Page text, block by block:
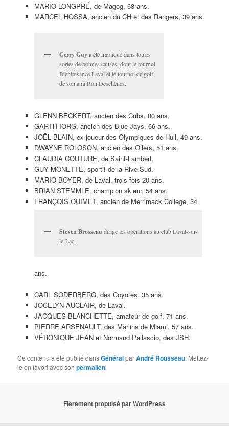
MARIO LONGPRÉ, de Magog, 68 ans.
MARCEL HOSSA, ancien du CH et des Rangers, 39 ans.
Gerry Guya été impliqué dans toutes
sortes de bonnes causes, dont le tournoi
Bienfaisance Laval et le tournoi de golf
de son ami Ron Deschênes.
GLENN BECKERT, ancien des Cubs, 80 ans.
GARTH IORG, ancien des Blue Jays, 66 ans.
JOËL BLAIN, ex-joueur des Olympiques de Hull, 49 ans.
DWAYNE ROLOSON, ancien des Oilers, 51 ans.
CLAUDIA COUTURE, de Saint-Lambert.
GUY MONETTE, sportif de la Rive-Sud.
MARIO BOYER, de Laval, trois fois 20 ans.
BRIAN STEMMLE, champion skieur, 54 ans.
FRANÇOIS OUIMET, ancien de Merrimack College, 34
Steven Brosseau dirige les opérations au club Laval-sur-
le-Lac.
ans.
CARL SODERBERG, des Coyotes, 35 ans.
JOCELYN AUCLAIR, de Laval.
JACQUES BLANCHETTE, amateur de golf, 71 ans.
PIERRE ARSENAULT, des Marlins de Miami, 57 ans.
VÉRONIQUE JEAN et Normand Pallascio, des JSH.
Ce contenu a été publié dansGénéralparAndré Rousseau. Mettez-
le en favori avec sonpermalien.
Fièrement propulsé par WordPress